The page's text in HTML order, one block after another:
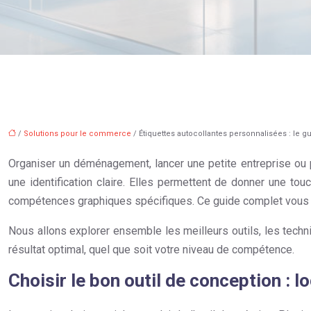
/ Solutions pour le commerce / Étiquettes autocollantes personnalisées : le
Organiser un déménagement, lancer une petite entreprise
une identification claire. Elles permettent de donner une
compétences graphiques spécifiques. Ce guide complet
Nous allons explorer ensemble les meilleurs outils, les
résultat optimal, quel que soit votre niveau de compétence.
Choisir le bon outil de conception :